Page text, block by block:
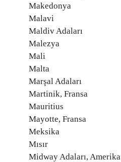
Makedonya
Malavi
Maldiv Adaları
Malezya
Mali
Malta
Marşal Adaları
Martinik, Fransa
Mauritius
Mayotte, Fransa
Meksika
Mısır
Midway Adaları, Amerika